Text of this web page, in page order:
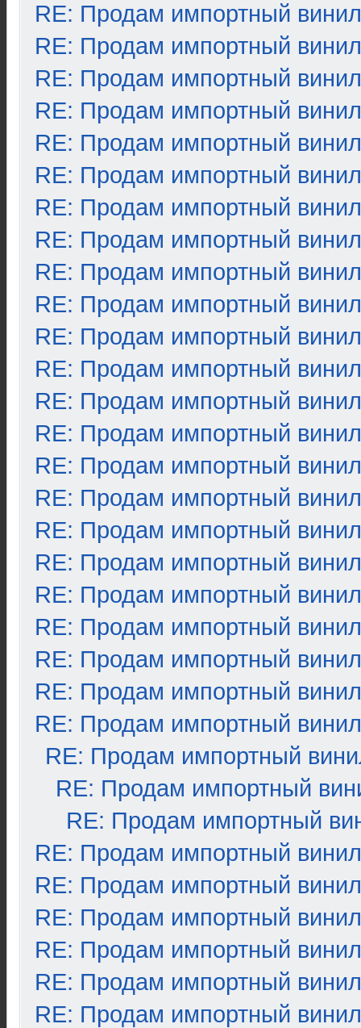
RE: Продам импортный винил
RE: Продам импортный винил
RE: Продам импортный винил
RE: Продам импортный винил
RE: Продам импортный винил
RE: Продам импортный винил
RE: Продам импортный винил
RE: Продам импортный винил
RE: Продам импортный винил
RE: Продам импортный винил
RE: Продам импортный винил
RE: Продам импортный винил
RE: Продам импортный винил
RE: Продам импортный винил
RE: Продам импортный винил
RE: Продам импортный винил
RE: Продам импортный винил
RE: Продам импортный винил
RE: Продам импортный винил
RE: Продам импортный винил
RE: Продам импортный винил
RE: Продам импортный винил
RE: Продам импортный винил
RE: Продам импортный
RE: Продам импортный
RE: Продам импортный
RE: Продам импортный винил
RE: Продам импортный винил
RE: Продам импортный винил
RE: Продам импортный винил
RE: Продам импортный винил
RE: Продам импортный винил